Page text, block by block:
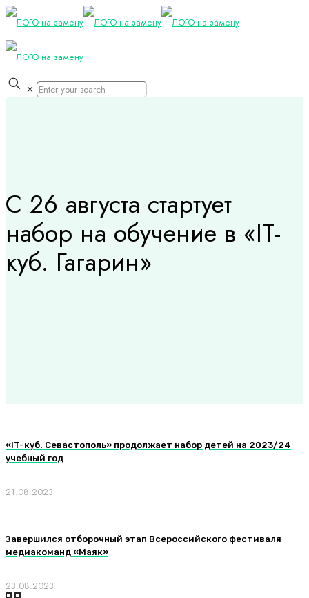
✕
С 26 августа стартует
набор на обучение в «IT-
куб. Гагарин»
«IT-куб. Севастополь» продолжает набор детей на 2023/24
учебный год
21.08.2023
Завершился отборочный этап Всероссийского фестиваля
медиакоманд «Маяк»
23.08.2023